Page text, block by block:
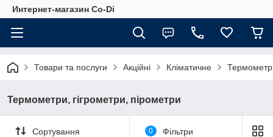
Интернет-магазин Co-Di
Товари та послуги Акційні Кліматичне
Термометри, гігрометри, пірометри
Сортування 0 Фільтри